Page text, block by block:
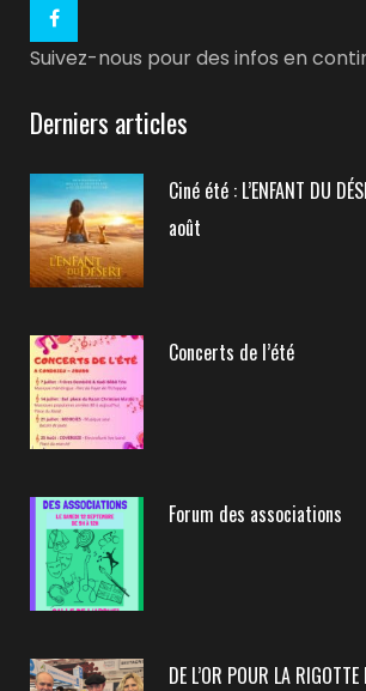
Suivez-nous pour des infos en
Derniers articles
Ciné été : L’ENFANT DU
août
Concerts de l’été
Forum des associations
DE L’OR POUR LA